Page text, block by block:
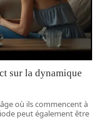
sur la dynamique
où ils commencent à
peut également être